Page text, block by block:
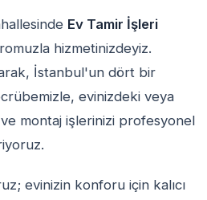
Ev Tamir İşleri
hizmetinizdeyiz.
İstanbul'un dört bir
evinizdeki veya
montaj işlerinizi profesyonel
evinizin konforu için kalıcı